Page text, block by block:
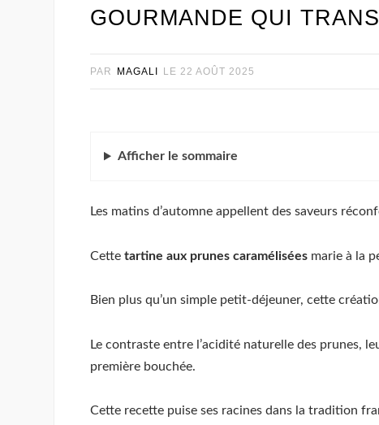
GOURMANDE QUI
PAR MAGALI LE 22 AOÛT 2025
Afficher le sommaire
Les matins d’automne appellent des saveurs
Cette tartine aux prunes caramélisées marie à la
Bien plus qu’un simple petit-déjeuner, cette
Le contraste entre l’acidité naturelle des prunes,
première bouchée.
Cette recette puise ses racines dans la tradition